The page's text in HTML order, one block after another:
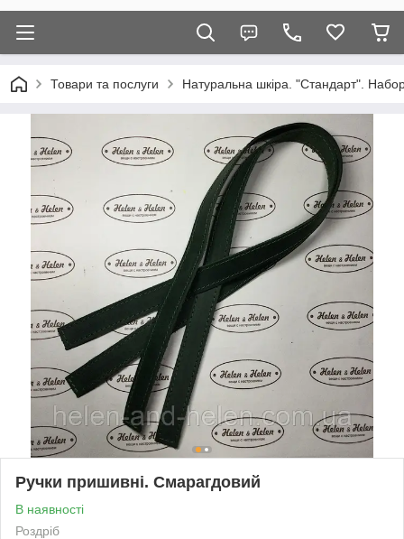
Товари та послуги Натуральна шкіра. "Стандарт".
Ручки пришивні. Смарагдовий
В наявності
Роздріб